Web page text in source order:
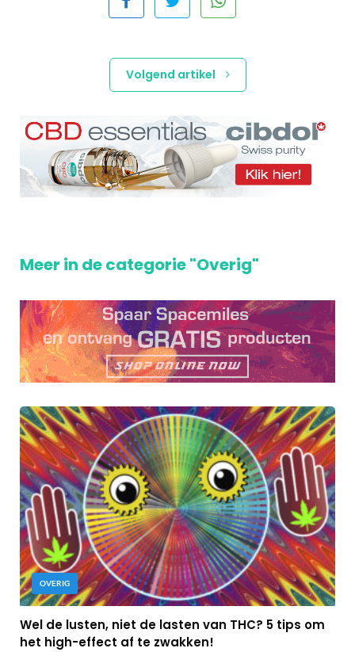
Volgend artikel
Meer in de categorie "Overig"
OVERIG
Wel de lusten, niet de lasten van THC? 5 tips om
het high-effect af te zwakken!